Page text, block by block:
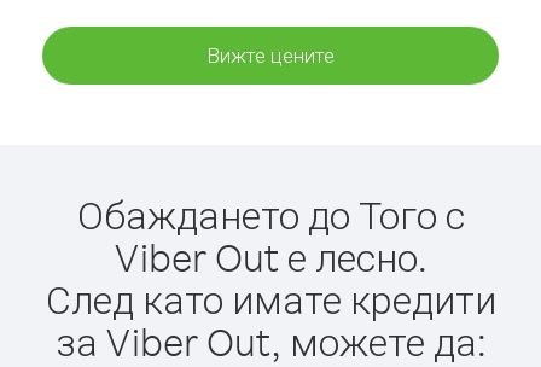
Вижте цените
Обаждането до Того с
Viber Out е лесно.
След като имате кредити
за Viber Out, можете да: